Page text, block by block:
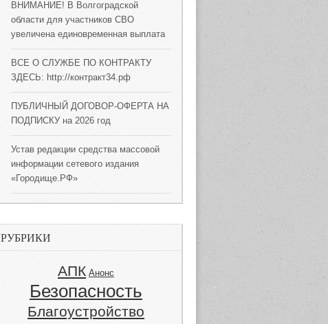
ВНИМАНИЕ! В Волгоградской
области для участников СВО
увеличена единовременная выплата
ВСЕ О СЛУЖБЕ ПО КОНТРАКТУ
ЗДЕСЬ: http://контракт34.рф
ПУБЛИЧНЫЙ ДОГОВОР-ОФЕРТА НА
ПОДПИСКУ на 2026 год
Устав редакции средства массовой
информации сетевого издания
«Городище.РФ»
РУБРИКИ
АПК Анонс
Безопасность
Благоустройство